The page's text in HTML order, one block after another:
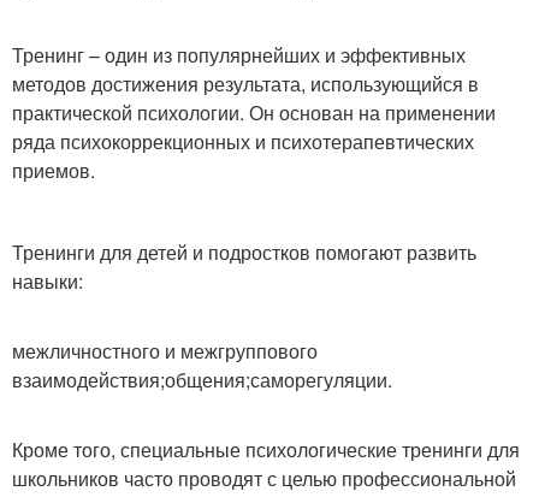
Тренинг – один из популярнейших и эффективных
методов достижения результата, использующийся в
практической психологии. Он основан на применении
ряда психокоррекционных и психотерапевтических
приемов.
Тренинги для детей и подростков помогают развить
навыки:
межличностного и межгруппового
взаимодействия;общения;саморегуляции.
Кроме того, специальные психологические тренинги для
школьников часто проводят с целью профессиональной